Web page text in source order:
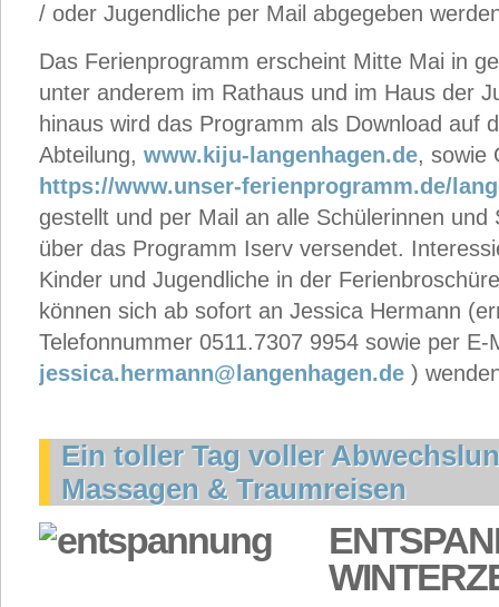
/ oder Jugendliche per Mail abgegeben
Das Ferienprogramm erscheint Mitte Mai in
unter anderem im Rathaus und im Haus der
hinaus wird das Programm als Download auf
Abteilung, www.kiju-langenhagen.de, sowie
https://www.unser-ferienprogramm.de/
gestellt und per Mail an alle Schülerinnen und
über das Programm Iserv versendet.
Kinder und Jugendliche in der
können sich ab sofort an Jessica Hermann
Telefonnummer 0511.7307 9954 sowie per E-
jessica.hermann@langenhagen.de )
Ein toller Tag voller
Massagen & Traumreisen